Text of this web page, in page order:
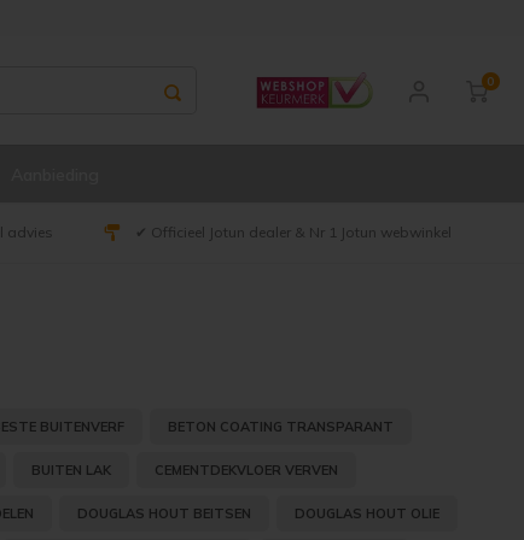
0
advies ✔ Officieel Jotun dealer & Nr 1 Jotun webwinkel
BUITENVERF BETON COATING TRANSPARANT
BUITEN LAK CEMENTDEKVLOER VERVEN
DOUGLAS HOUT BEITSEN DOUGLAS HOUT OLIE